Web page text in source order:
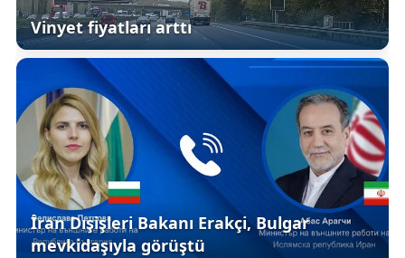
Vinyet fiyatları arttı
İran Dışişleri Bakanı Erakçi, Bulgar
mevkidaşıyla görüştü